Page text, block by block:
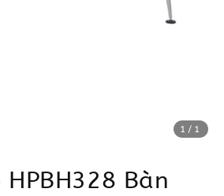
1 /1
HPBH328 Bàn